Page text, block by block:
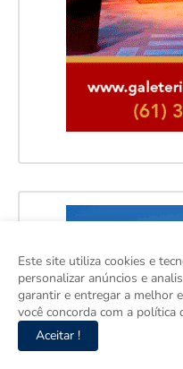
Este site utiliza cookies e
personalizar anúncios e
garantir e entregar a melhor
você concorda com a
Aceitar !